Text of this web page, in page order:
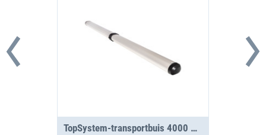
TopSystem-transportbuis 4000 mm met 2 segmenten